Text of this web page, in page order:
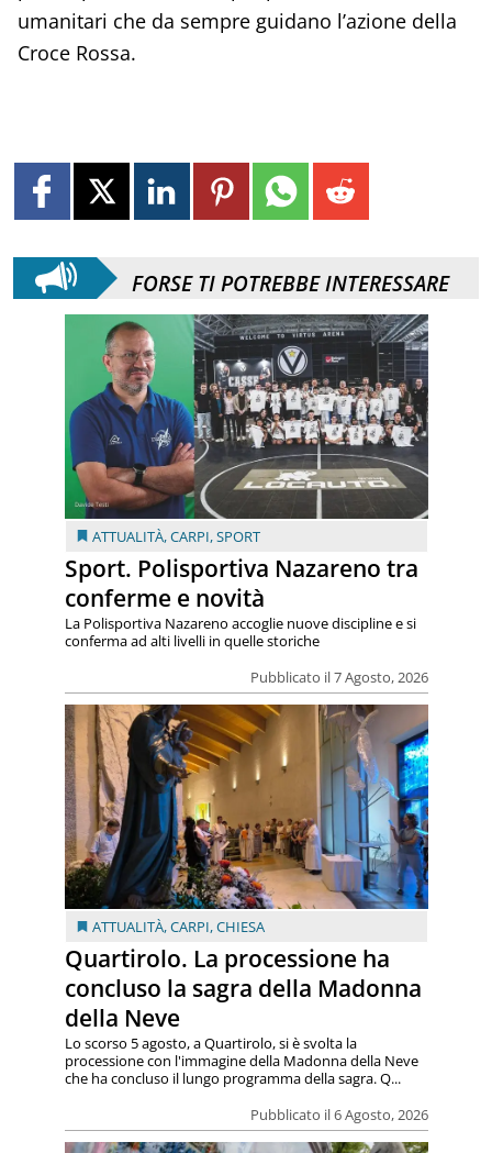
umanitari che da sempre guidano l’azione della
Croce Rossa.
FORSE TI POTREBBE INTERESSARE
ATTUALITÀ,CARPI,SPORT
Sport. Polisportiva Nazareno tra
conferme e novità
Pubblicato il 7 Agosto, 2026
La Polisportiva Nazareno accoglie nuove discipline e si
conferma ad alti livelli in quelle storiche
ATTUALITÀ,CARPI,CHIESA
Quartirolo. La processione ha
concluso la sagra della Madonna
della Neve
Pubblicato il 6 Agosto, 2026
Lo scorso 5 agosto, a Quartirolo, si è svolta la
processione con l'immagine della Madonna della Neve
che ha concluso il lungo programma della sagra. Q...